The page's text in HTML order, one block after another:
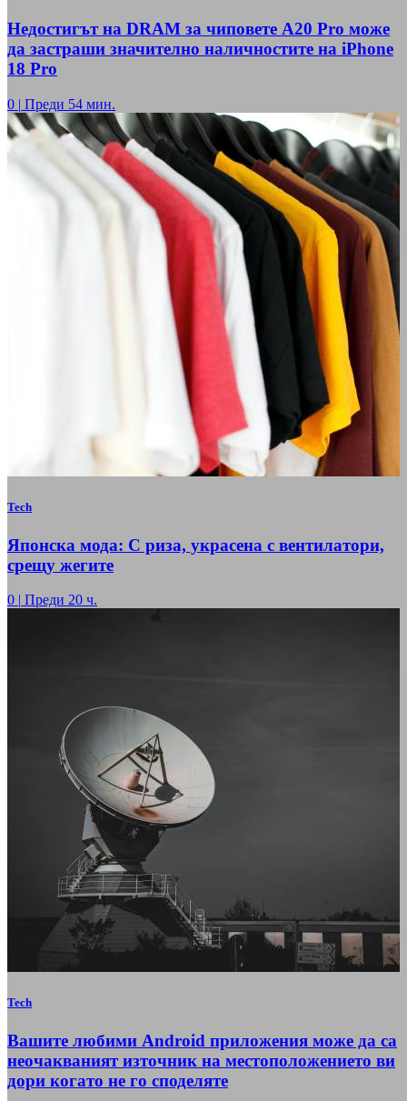
Недостигът на DRAM за чиповете A20 Pro може
да застраши значително наличностите на iPhone
18 Pro
0 | Преди 54 мин.
Tech
Японска мода: С риза, украсена с вентилатори,
срещу жегите
0 | Преди 20 ч.
Tech
Вашите любими Android приложения може да са
неочакваният източник на местоположението ви
дори когато не го споделяте